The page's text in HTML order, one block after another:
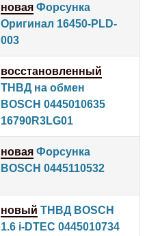
новая Форсунка
Оригинал 16450-PLD-
003
восстановленный
ТНВД на обмен
BOSCH 0445010635
16790R3LG01
новая Форсунка
BOSCH 0445110532
новый ТНВД BOSCH
1.6 i-DTEC 0445010734